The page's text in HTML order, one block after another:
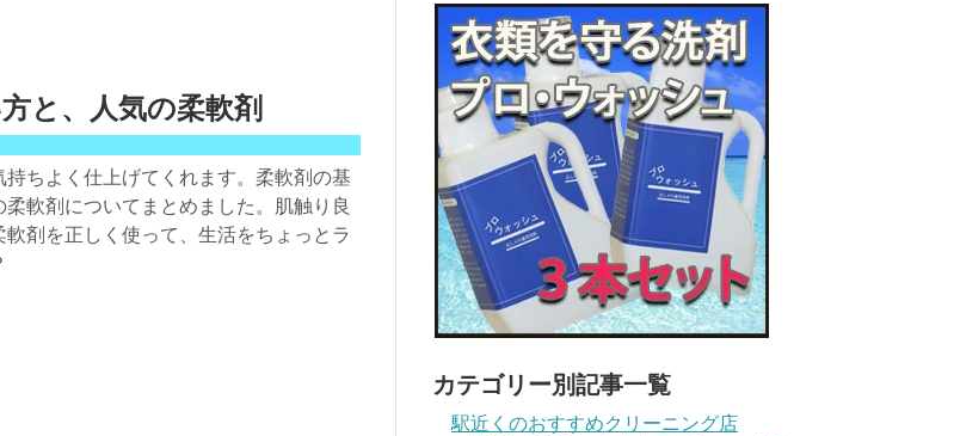
と、人気の柔軟剤
ちよく仕上げてくれます。柔軟剤の基
軟剤についてまとめました。肌触り良
剤を正しく使って、生活をちょっとラ
カテゴリー別記事一覧
駅近くのおすすめクリーニング店